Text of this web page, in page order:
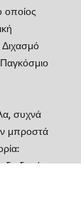
οποίος
Διχασμό
συχνά
μπροστά
διαδοχή,